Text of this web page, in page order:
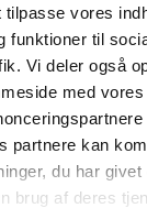
vores
funktioner til
Vi deler også
med
partnere kan
du har
brug af deres
sit liv fuldt
sit hjerte:
overdøves af
ved med at
på rette vej.”